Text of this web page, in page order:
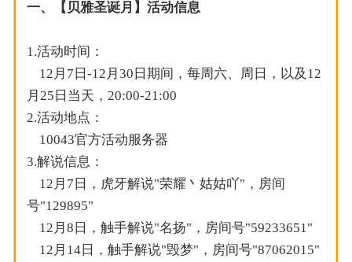
一、【贝雅圣诞月】活动信息
1.活动时间：
12月7日-12月30日期间，每周六、周日，以及12
月25日当天，20:00-21:00
2.活动地点：
10043官方活动服务器
3.解说信息：
12月7日，虎牙解说"荣耀丶姑姑吖"，房间
号"129895"
12月8日，触手解说"名扬"，房间号"59233651"
12月14日，触手解说"毁梦"，房间号"87062015"